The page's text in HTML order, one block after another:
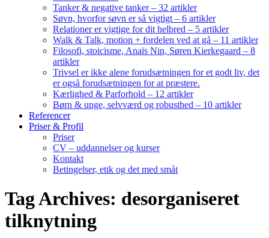
Tanker & negative tanker – 32 artikler
Søvn, hvorfor søvn er så vigtigt – 6 artikler
Relationer er vigtige for dit helbred – 5 artikler
Walk & Talk, motion + fordelen ved at gå – 11 artikler
Filosofi, stoicisme, Anaïs Nin, Søren Kierkegaard – 8
artikler
Trivsel er ikke alene forudsætningen for et godt liv, det
er også forudsætningen for at præstere.
Kærlighed & Parforhold – 12 artikler
Børn & unge, selvværd og robusthed – 10 artikler
Referencer
Priser & Profil
Priser
CV – uddannelser og kurser
Kontakt
Betingelser, etik og det med småt
Tag Archives: desorganiseret
tilknytning